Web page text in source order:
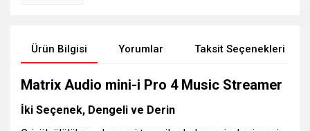
Ürün Bilgisi Yorumlar Taksit Seçenekleri
Matrix Audio mini-i Pro 4 Music Streamer
İki Seçenek, Dengeli ve Derin